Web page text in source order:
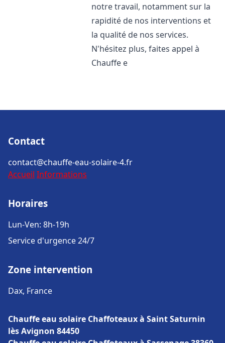
notre travail, notamment sur la
rapidité de nos interventions et
la qualité de nos services.
N'hésitez plus, faites appel à
Chauffe e
Contact
contact@chauffe-eau-solaire-4.fr
Accueil Informations
Horaires
Lun-Ven: 8h-19h
Service d'urgence 24/7
Zone intervention
Dax, France
Chauffe eau solaire Chaffoteaux à Saint Saturnin
lès Avignon 84450